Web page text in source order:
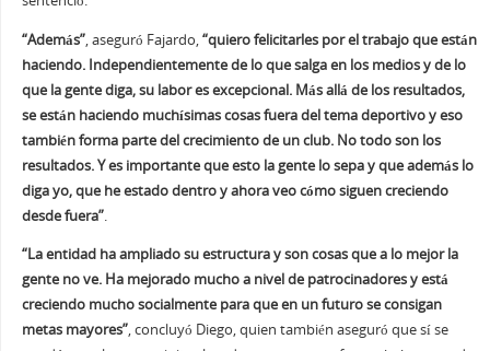
“Además”, aseguró Fajardo,“quiero felicitarles por el trabajo que están
haciendo. Independientemente de lo que salga en los medios y de lo
que la gente diga, su labor es excepcional. Más allá de los resultados,
se están haciendo muchísimas cosas fuera del tema deportivo y eso
también forma parte del crecimiento de un club. No todo son los
resultados. Y es importante que esto la gente lo sepa y que además lo
diga yo, que he estado dentro y ahora veo cómo siguen creciendo
desde fuera”.
“La entidad ha ampliado su estructura y son cosas que a lo mejor la
gente no ve. Ha mejorado mucho a nivel de patrocinadores y está
creciendo mucho socialmente para que en un futuro se consigan
metas mayores”, concluyó Diego, quien también aseguró que sí se